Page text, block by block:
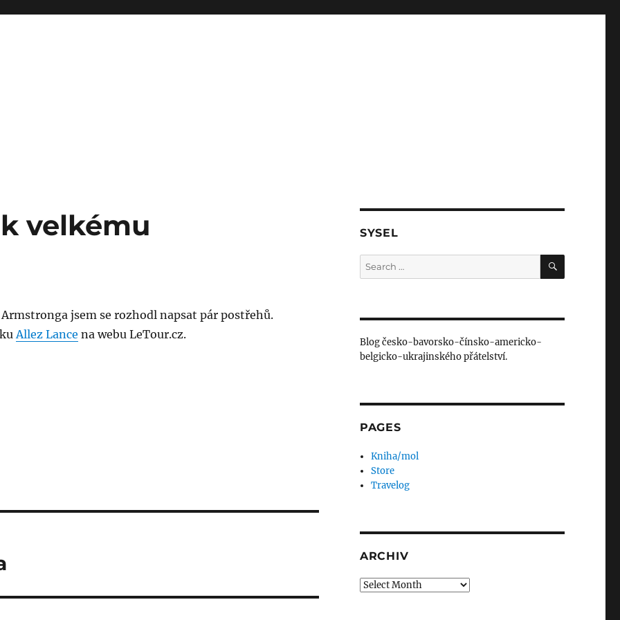
velkému
jsem se rozhodl napsat pár postřehů.
Allez Lance na webu LeTour.cz.
SYSEL
Search
for:
SEARCH
Blog česko-bavorsko-čínsko-americko-
belgicko-ukrajinského přátelství.
PAGES
Kniha/mol
Store
Travelog
ARCHIV
Archiv